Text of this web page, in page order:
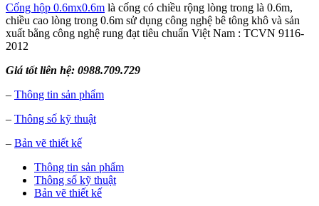
Cống hộp 0.6mx0.6m là cống có chiều rộng lòng trong là 0.6m,
chiều cao lòng trong 0.6m sử dụng công nghệ bê tông khô và sản
xuất bằng công nghệ rung đạt tiêu chuẩn Việt Nam : TCVN 9116-
2012
Giá tốt liên hệ: 0988.709.729
– Thông tin sản phẩm
– Thông số kỹ thuật
– Bản vẽ thiết kế
Thông tin sản phẩm
Thông số kỹ thuật
Bản vẽ thiết kế